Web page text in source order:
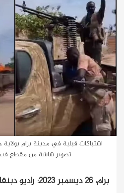
تصوير شاشة من مقطع
برام، 26 ديسمبر 2023: راديو دبنقا